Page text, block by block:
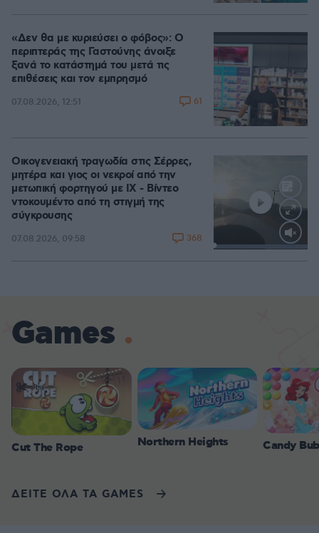
«Δεν θα με κυριεύσει ο φόβος»: Ο
περιπτεράς της Γαστούνης άνοιξε
ξανά το κατάστημά του μετά τις
επιθέσεις και τον εμπρησμό
07.08.2026, 12:51 61
Loaded:
Οικογενειακή τραγωδία στις Σέρρες,
μητέρα και γιος οι νεκροί από την
μετωπική φορτηγού με ΙΧ - Βίντεο
ντοκουμέντο από τη στιγμή της
σύγκρουσης
07.08.2026, 09:58 368
Games
Cut The Rope Northern Heights Candy
ΔΕΙΤΕ ΟΛΑ ΤΑ GAMES